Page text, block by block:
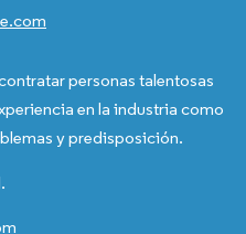
personas talentosas
en la industria como
y predisposición.